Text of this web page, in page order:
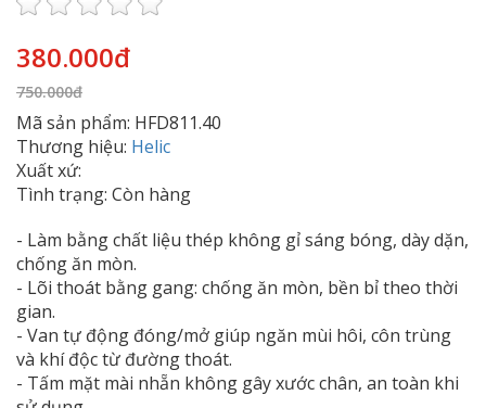
380.000đ
750.000đ
Mã sản phẩm: HFD811.40
Thương hiệu: Helic
Xuất xứ:
Tình trạng: Còn hàng
- Làm bằng chất liệu thép không gỉ sáng bóng, dày dặn,
chống ăn mòn.
- Lõi thoát bằng gang: chống ăn mòn, bền bỉ theo thời
gian.
- Van tự động đóng/mở giúp ngăn mùi hôi, côn trùng
và khí độc từ đường thoát.
- Tấm mặt mài nhẵn không gây xước chân, an toàn khi